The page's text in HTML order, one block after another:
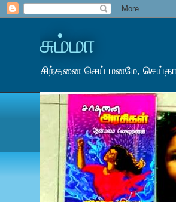
சும்மா
சிந்தனை செய் மனமே,